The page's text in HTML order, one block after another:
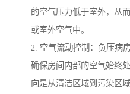
的空气压力低于室外，从
或室外空气中。
2. 空气流动控制：负压病
确保房间内部的空气始终
向是从清洁区域到污染区